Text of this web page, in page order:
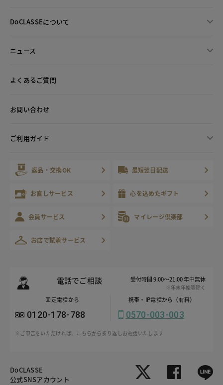
DoCLASSEについて
ニュース
よくあるご質問
お問い合わせ
ご利用ガイド
返品・交換OK 最短翌日配送
お直しサービス 心を込めたギフト
会員サービス マイレージ倶楽部
お店で試着サービス
電話でご相談 受付時間 9:00～21:00 年中無休
※年末年始等除く
固定電話から
0120-178-788
携帯・IP電話から（有料）
0570-003-003
※ご申告をいただければ、こちらから折り返しお電話いたします
DoCLASSE
公式SNSアカウント